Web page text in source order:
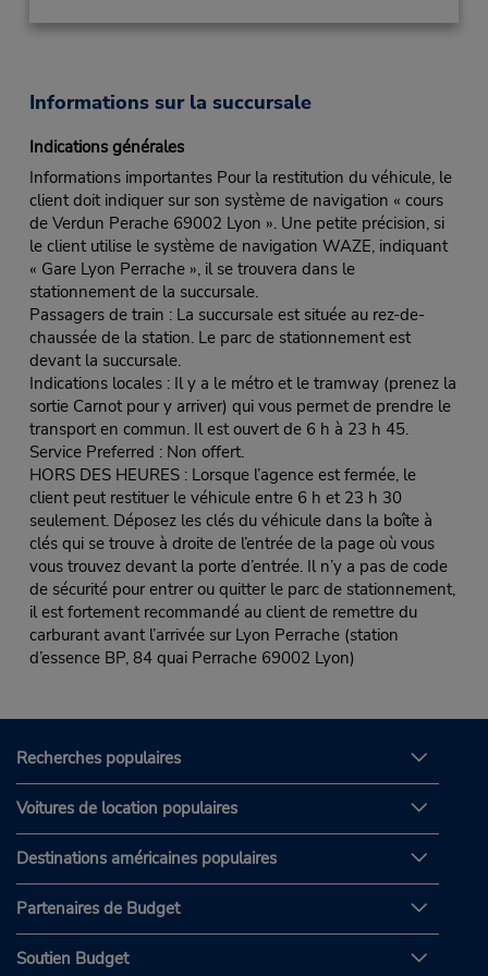
Informations sur la succursale
Indications générales
Informations importantes Pour la restitution du véhicule, le
client doit indiquer sur son système de navigation « cours
de Verdun Perache 69002 Lyon ». Une petite précision, si
le client utilise le système de navigation WAZE, indiquant
« Gare Lyon Perrache », il se trouvera dans le
stationnement de la succursale.
Passagers de train : La succursale est située au rez-de-
chaussée de la station. Le parc de stationnement est
devant la succursale.
Indications locales : Il y a le métro et le tramway (prenez la
sortie Carnot pour y arriver) qui vous permet de prendre le
transport en commun. Il est ouvert de 6 h à 23 h 45.
Service Preferred : Non offert.
HORS DES HEURES : Lorsque l’agence est fermée, le
client peut restituer le véhicule entre 6 h et 23 h 30
seulement. Déposez les clés du véhicule dans la boîte à
clés qui se trouve à droite de l’entrée de la page où vous
vous trouvez devant la porte d’entrée. Il n’y a pas de code
de sécurité pour entrer ou quitter le parc de stationnement,
il est fortement recommandé au client de remettre du
carburant avant l’arrivée sur Lyon Perrache (station
d’essence BP, 84 quai Perrache 69002 Lyon)
Recherches populaires
Voitures de location populaires
Destinations américaines populaires
Partenaires de Budget
Soutien Budget